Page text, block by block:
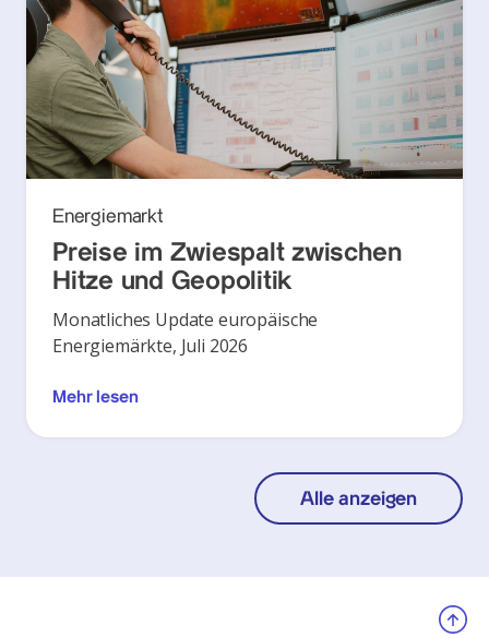
Energiemarkt
Preise im Zwiespalt zwischen
Hitze und Geopolitik
Monatliches Update europäische
Energiemärkte, Juli 2026
Mehr lesen
Alle anzeigen